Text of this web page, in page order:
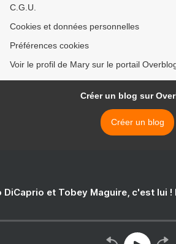
C.G.U.
Cookies et données personnelles
Préférences cookies
Voir le profil de Mary sur le portail
Créer un blog sur
Créer un blog
DiCaprio et Tobey Maguire, c'est lui